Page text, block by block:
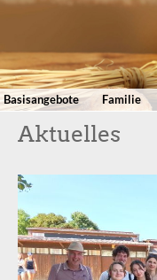
Basisangebote Familie
Aktuelles